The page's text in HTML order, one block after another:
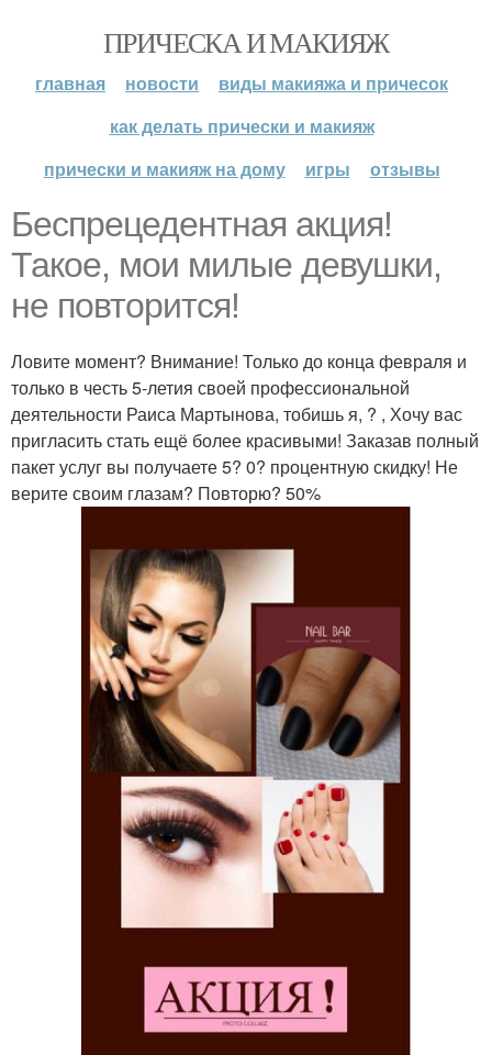
ПРИЧЕСКА И МАКИЯЖ
главная новости
виды макияжа и причесок
как делать прически и макияж
прически и макияж на дому
игры отзывы
Беспрецедентная акция!
Такое, мои милые девушки,
не повторится!
Ловите момент? Внимание! Только до конца февраля и
только в честь 5-летия своей профессиональной
деятельности Раиса Мартынова, тобишь я, ? , Хочу вас
пригласить стать ещё более красивыми! Заказав полный
пакет услуг вы получаете 5? 0? процентную скидку! Не
верите своим глазам? Повторю? 50%